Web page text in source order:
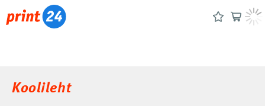
Koolileht